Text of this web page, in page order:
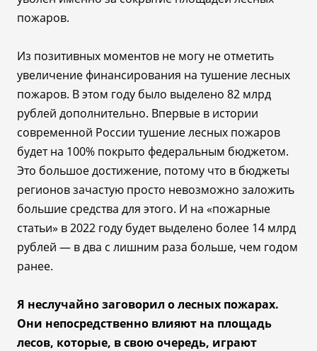
пожаров.
Из позитивных моментов не могу не отметить
увеличение финансирования на тушение лесных
пожаров. В этом году было выделено 82 млрд
рублей дополнительно. Впервые в истории
современной России тушение лесных пожаров
будет на 100% покрыто федеральным бюджетом.
Это большое достижение, потому что в бюджеты
регионов зачастую просто невозможно заложить
большие средства для этого. И на «пожарные
статьи» в 2022 году будет выделено более 14 млрд
рублей — в два с лишним раза больше, чем годом
ранее.
Я неслучайно заговорил о лесных пожарах.
Они непосредственно влияют на площадь
лесов, которые, в свою очередь, играют